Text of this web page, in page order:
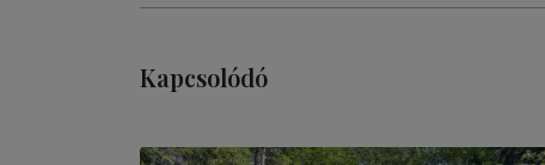
Kapcsolódó